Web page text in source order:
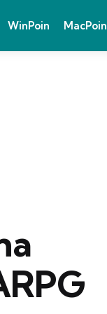
WinPoin MacPoin